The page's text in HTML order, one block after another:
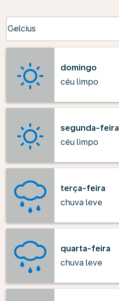
Celcius
keyboard_arrow_down
domingo
céu limpo
segunda-feira
céu limpo
terça-feira
chuva leve
quarta-feira
chuva leve